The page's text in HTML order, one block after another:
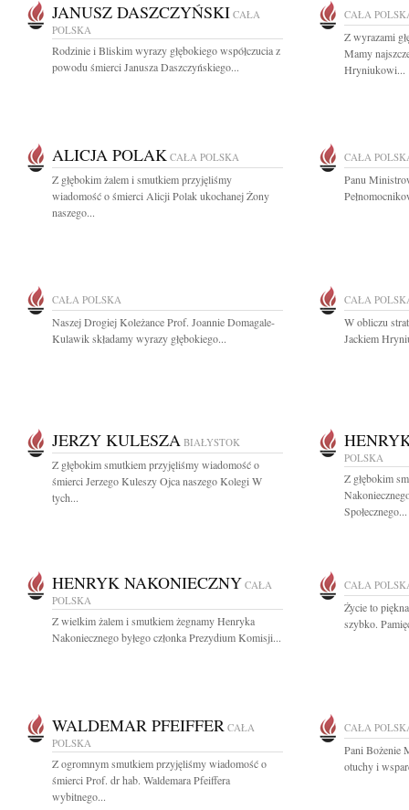
JANUSZ DASZCZYŃSKI CAŁA
POLSKA
Rodzinie i Bliskim wyrazy głębokiego współczucia z
powodu śmierci Janusza Daszczyńskiego...
CAŁA
Z wyrazami
Mamy
Hryniukowi...
ALICJA POLAK CAŁA POLSKA
Z głębokim żalem i smutkiem przyjęliśmy
wiadomość o śmierci Alicji Polak ukochanej Żony
naszego...
CAŁA
Panu
CAŁA POLSKA
Naszej Drogiej Koleżance Prof. Joannie Domagale-
Kulawik składamy wyrazy głębokiego...
CAŁA
W obliczu
Jackiem
JERZY KULESZA BIAŁYSTOK
Z głębokim smutkiem przyjęliśmy wiadomość o
śmierci Jerzego Kuleszy Ojca naszego Kolegi W
tych...
POLSKA
Z głębokim
Społecznego...
HENRYK NAKONIECZNY CAŁA
POLSKA
Z wielkim żalem i smutkiem żegnamy Henryka
Nakoniecznego byłego członka Prezydium Komisji...
CAŁA
Życie to
szybko.
WALDEMAR PFEIFFER CAŁA
POLSKA
Z ogromnym smutkiem przyjęliśmy wiadomość o
śmierci Prof. dr hab. Waldemara Pfeiffera
wybitnego...
CAŁA
Pani Bożenie
otuchy i